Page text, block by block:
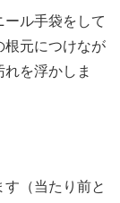
ール手袋をして
根元につけなが
を浮かしま
す（当たり前と